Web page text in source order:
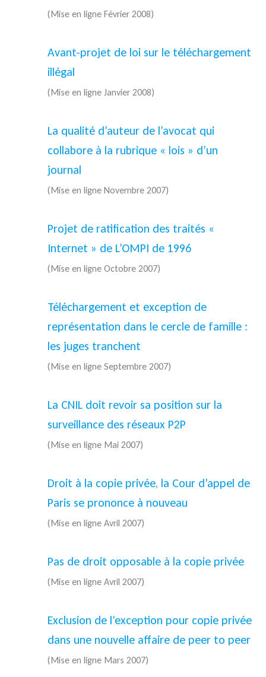
(Mise en ligne Février 2008)
Avant-projet de loi sur le téléchargement
illégal
(Mise en ligne Janvier 2008)
La qualité d’auteur de l’avocat qui
collabore à la rubrique « lois » d’un
journal
(Mise en ligne Novembre 2007)
Projet de ratification des traités «
Internet » de L’OMPI de 1996
(Mise en ligne Octobre 2007)
Téléchargement et exception de
représentation dans le cercle de famille :
les juges tranchent
(Mise en ligne Septembre 2007)
La CNIL doit revoir sa position sur la
surveillance des réseaux P2P
(Mise en ligne Mai 2007)
Droit à la copie privée, la Cour d’appel de
Paris se prononce à nouveau
(Mise en ligne Avril 2007)
Pas de droit opposable à la copie privée
(Mise en ligne Avril 2007)
Exclusion de l’exception pour copie privée
dans une nouvelle affaire de peer to peer
(Mise en ligne Mars 2007)